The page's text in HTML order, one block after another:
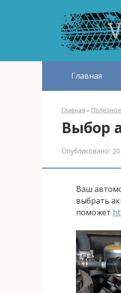
Главная
Главная » Полезное
Выбор
Опубликовано:
Ваш
выбрать
поможет